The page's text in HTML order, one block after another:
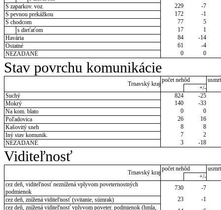
S zaparkov. voz.
229
-7
S pevnou prekážkou
172
-1
S chodcom
77
5
s dieťaťom
17
1
Havária
84
-14
Ostatné
61
-4
NEZADANÉ
0 0
Stav povrchu komunikácie
Trnavský kraj
počet nehôd
+/-
Suchý
824
-25
Mokrý
140
-33
Na kom. blato
0
0
Poľadovica
26
16
Kašovitý sneh
8
8
Iný stav komunik.
7
2
NEZADANÉ
3 -18
Viditeľnosť
Trnavský kraj
počet nehôd
+/-
cez deň, viditeľnosť neznížená vplyvom poveternostných
podmienok
730
-7
cez deň, znížená viditeľnosť (svitanie, súmrak)
23
-1
cez deň, znížená viditeľnosť vplyvom poveter. podmienok (hmla,